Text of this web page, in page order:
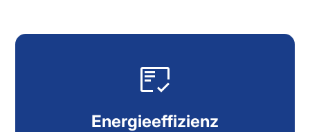
Energieeffizienz